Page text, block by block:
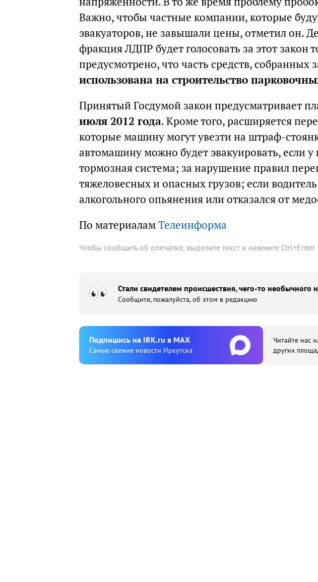
Важно, чтобы частные компании, которые
эвакуаторов, не завышали цены, отметил он.
фракция ЛДПР будет голосовать за этот закон
предусмотрено, что часть средств, собранных
использована на строительство
Принятый Госдумой закон предусматривает
июля 2012 года. Кроме того, расширяется
которые машину могут увезти на штраф-
автомашину можно будет эвакуировать, если у
тормозная система; за нарушение правил
тяжеловесных и опасных грузов; если
алкогольного опьянения или отказался от
По материаламТелеинформа
Чтобы сообщить об опечатке, выделите текст и нажмите Ctrl+Enter
Стали свидетелем происшествия, чего-то необычного
Сообщите, пожалуйста, об этом в редакцию
Подпишиcь на IRK.ru в MAX
Cамые свежие новости Иркутска
Читайте нас
других